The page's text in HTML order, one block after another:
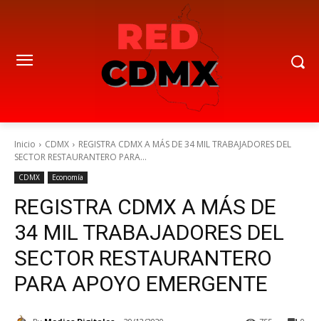
Inicio CDMX
REGISTRA CDMX A MÁS DE 34 MIL TRABAJADORES DEL
SECTOR RESTAURANTERO PARA...
CDMX Economía
REGISTRA CDMX A MÁS DE
34 MIL TRABAJADORES DEL
SECTOR RESTAURANTERO
PARA APOYO EMERGENTE